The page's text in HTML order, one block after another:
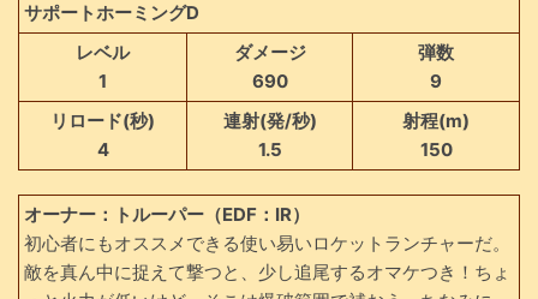
サポートホーミングD
レベル
1
ダメージ
690
弾数
9
リロード(秒)
4
連射(発/秒)
1.5
射程(m)
150
オーナー：トルーパー（EDF：IR）
初心者にもオススメできる使い易いロケットランチャーだ。
敵を真ん中に捉えて撃つと、少し追尾するオマケつき！ちょ